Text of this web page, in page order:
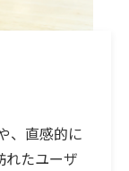
、直感的に
れたユーザ